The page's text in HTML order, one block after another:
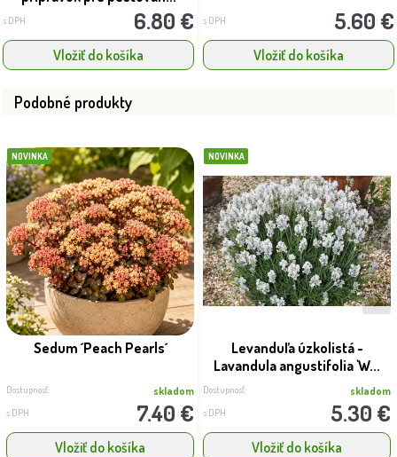
s DPH 6.80 €
Vložiť do košíka
s DPH 5.60 €
Vložiť do košíka
Podobné produkty
NOVINKA
Sedum ´Peach Pearls´
Dostupnosť: skladom
s DPH 7.40 €
Vložiť do košíka
NOVINKA
Levanduľa úzkolistá -
Lavandula angustifolia 'W...
Dostupnosť: skladom
s DPH 5.30 €
Vložiť do košíka